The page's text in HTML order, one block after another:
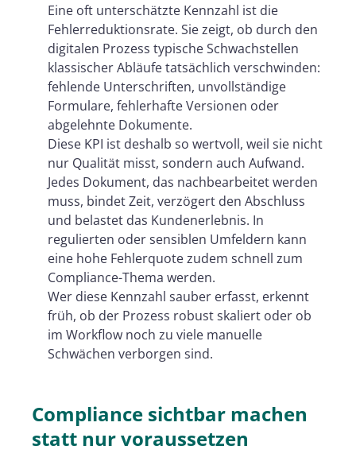
Eine oft unterschätzte Kennzahl ist die
Fehlerreduktionsrate. Sie zeigt, ob durch den
digitalen Prozess typische Schwachstellen
klassischer Abläufe tatsächlich verschwinden:
fehlende Unterschriften, unvollständige
Formulare, fehlerhafte Versionen oder
abgelehnte Dokumente.
Diese KPI ist deshalb so wertvoll, weil sie nicht
nur Qualität misst, sondern auch Aufwand.
Jedes Dokument, das nachbearbeitet werden
muss, bindet Zeit, verzögert den Abschluss
und belastet das Kundenerlebnis. In
regulierten oder sensiblen Umfeldern kann
eine hohe Fehlerquote zudem schnell zum
Compliance-Thema werden.
Wer diese Kennzahl sauber erfasst, erkennt
früh, ob der Prozess robust skaliert oder ob
im Workflow noch zu viele manuelle
Schwächen verborgen sind.
Compliance sichtbar machen
statt nur voraussetzen